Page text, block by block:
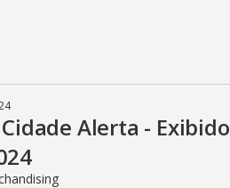
Alerta - Exibido